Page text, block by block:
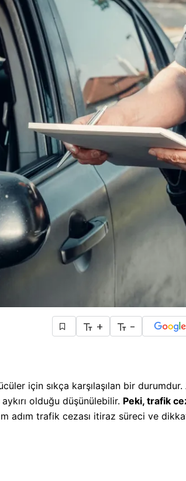
+ -
için sıkça karşılaşılan bir
olduğu düşünülebilir. Peki, trafik
adım trafik cezası itiraz süreci ve